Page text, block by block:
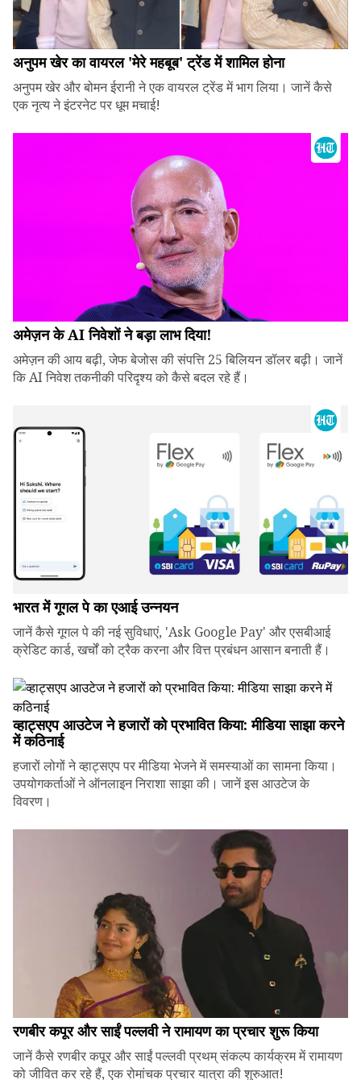
अनुपम खेर का वायरल 'मेरे महबूब' ट्रेंड में शामिल होना
अनुपम खेर और बोमन ईरानी ने एक वायरल ट्रेंड में भाग लिया। जानें कैसे
एक नृत्य ने इंटरनेट पर धूम मचाई!
अमेज़न के AI निवेशों ने बड़ा लाभ दिया!
अमेज़न की आय बढ़ी, जेफ बेजोस की संपत्ति 25 बिलियन डॉलर बढ़ी। जानें
कि AI निवेश तकनीकी परिदृश्य को कैसे बदल रहे हैं।
भारत में गूगल पे का एआई उन्नयन
जानें कैसे गूगल पे की नई सुविधाएं, 'Ask Google Pay' और एसबीआई
क्रेडिट कार्ड, खर्चों को ट्रैक करना और वित्त प्रबंधन आसान बनाती हैं।
व्हाट्सएप आउटेज ने हजारों को प्रभावित किया: मीडिया साझा करने
में कठिनाई
हजारों लोगों ने व्हाट्सएप पर मीडिया भेजने में समस्याओं का सामना किया।
उपयोगकर्ताओं ने ऑनलाइन निराशा साझा की। जानें इस आउटेज के
विवरण।
रणबीर कपूर और साईं पल्लवी ने रामायण का प्रचार शुरू किया
जानें कैसे रणबीर कपूर और साईं पल्लवी प्रथम् संकल्प कार्यक्रम में रामायण
को जीवित कर रहे हैं, एक रोमांचक प्रचार यात्रा की शुरुआत!